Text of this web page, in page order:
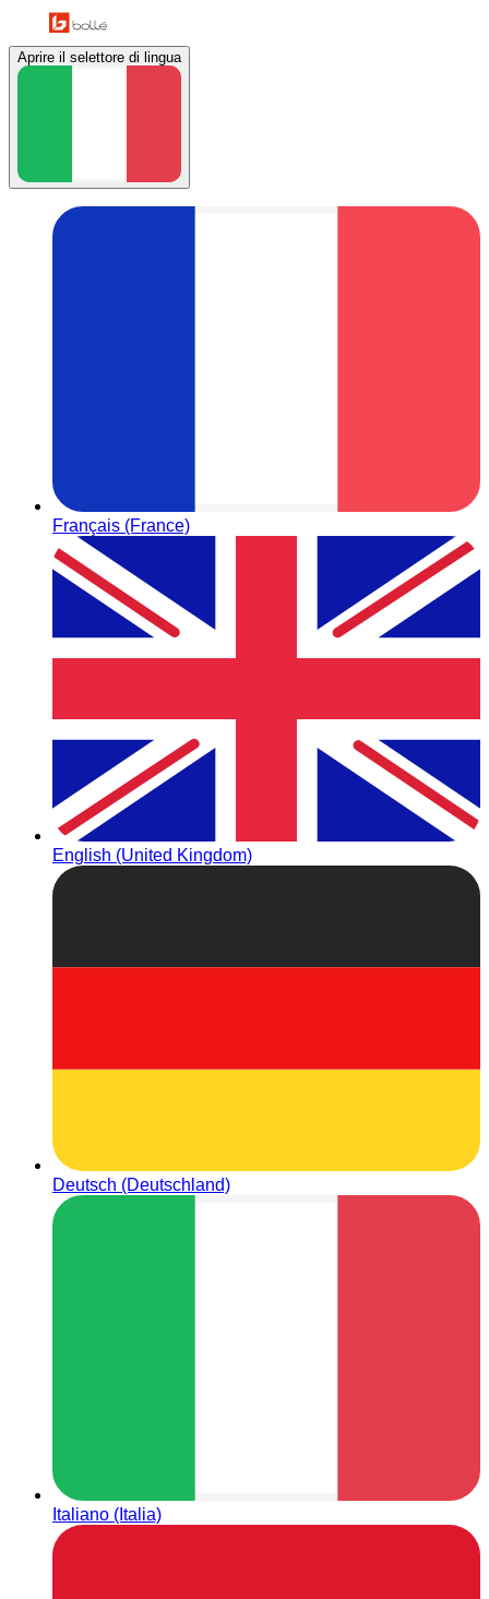
Aprire il selettore di lingua
Français (France)
English (United Kingdom)
Deutsch (Deutschland)
Italiano (Italia)